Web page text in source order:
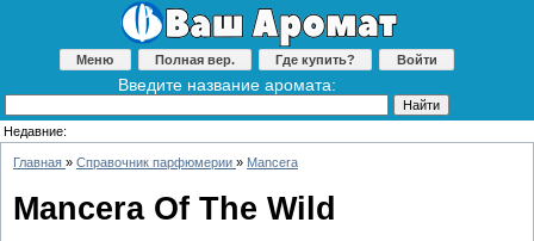
Меню Полная вер. Где купить? Войти
Введите название аромата:
Недавние:
Главная » Справочник парфюмерии » Mancera
Mancera Of The Wild